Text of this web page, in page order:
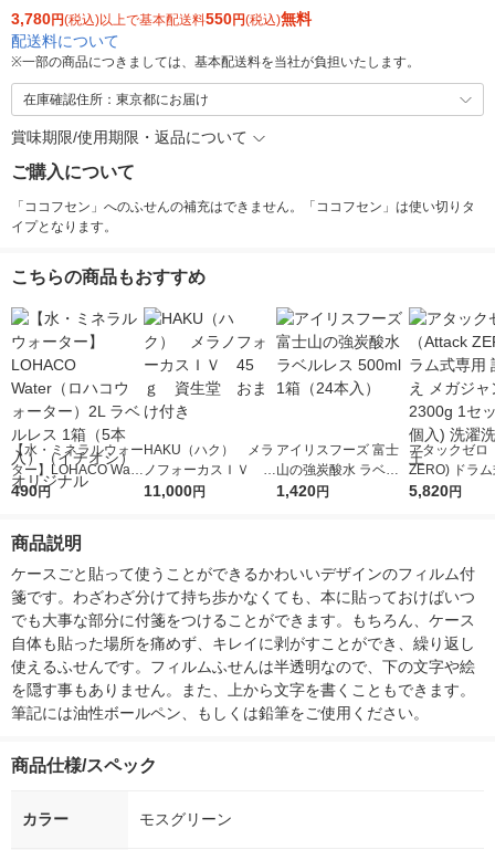
3,780円(税込)以上で基本配送料550円(税込)無料
配送料について
※一部の商品につきましては、基本配送料を当社が負担いたします。
在庫確認住所：東京都にお届け
賞味期限/使用期限・返品について
ご購入について
「ココフセン」へのふせんの補充はできません。「ココフセン」は使い切りタ
イプとなります。
こちらの商品もおすすめ
【水・ミネラルウォー
ター】LOHACO Wate
r（ロハコウォータ
シ） オリジナル
490円
HAKU（ハク） メラ
ノフォーカスＩＶ 4
5ｇ 資生堂 おまけ
11,000円
アイリスフーズ 富士
山の強炭酸水 ラベル
レス 500ml 1箱（24
1,420円
アタックゼロ
ZERO) ドラ
詰め替え メガ
5,820円
商品説明
ケースごと貼って使うことができるかわいいデザインのフィルム付
箋です。わざわざ分けて持ち歩かなくても、本に貼っておけばいつ
でも大事な部分に付箋をつけることができます。もちろん、ケース
自体も貼った場所を痛めず、キレイに剥がすことができ、繰り返し
使えるふせんです。フィルムふせんは半透明なので、下の文字や絵
を隠す事もありません。また、上から文字を書くこともできます。
筆記には油性ボールペン、もしくは鉛筆をご使用ください。
商品仕様/スペック
カラー モスグリーン